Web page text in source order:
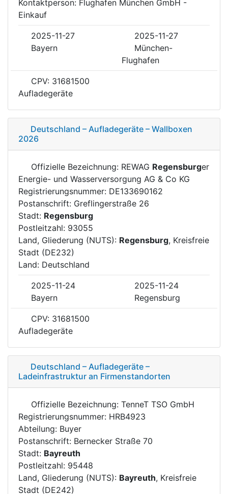
Kontaktperson: Flughafen München GmbH -
Einkauf
2025-11-27
2025-11-27
Bayern
München-
Flughafen
CPV: 31681500
Aufladegeräte
Deutschland – Aufladegeräte – Wallboxen
2026
Offizielle Bezeichnung: REWAG Regensburger
Energie- und Wasserversorgung AG & Co KG
Registrierungsnummer: DE133690162
Postanschrift: Greflingerstraße 26
Stadt: Regensburg
Postleitzahl: 93055
Land, Gliederung (NUTS): Regensburg, Kreisfreie
Stadt (DE232)
Land: Deutschland
2025-11-24
2025-11-24
Bayern
Regensburg
CPV: 31681500
Aufladegeräte
Deutschland – Aufladegeräte –
Ladeinfrastruktur an Firmenstandorten
Offizielle Bezeichnung: TenneT TSO GmbH
Registrierungsnummer: HRB4923
Abteilung: Buyer
Postanschrift: Bernecker Straße 70
Stadt: Bayreuth
Postleitzahl: 95448
Land, Gliederung (NUTS): Bayreuth, Kreisfreie
Stadt (DE242)